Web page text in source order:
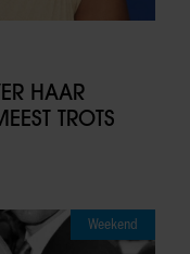
HAAR
TROTS
Weekend